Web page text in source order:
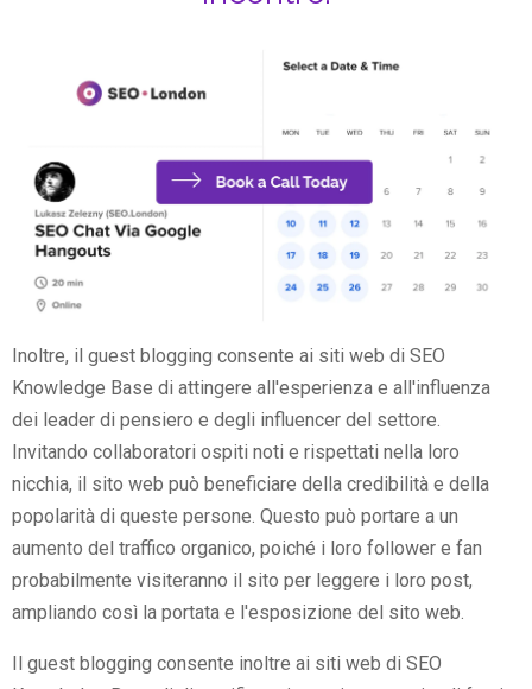
Inoltre, il guest blogging consente ai siti web di SEO
Knowledge Base di attingere all'esperienza e all'influenza
dei leader di pensiero e degli influencer del settore.
Invitando collaboratori ospiti noti e rispettati nella loro
nicchia, il sito web può beneficiare della credibilità e della
popolarità di queste persone. Questo può portare a un
aumento del traffico organico, poiché i loro follower e fan
probabilmente visiteranno il sito per leggere i loro post,
ampliando così la portata e l'esposizione del sito web.
Il guest blogging consente inoltre ai siti web di SEO